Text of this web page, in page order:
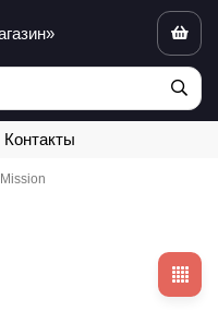
Контакты
Mission